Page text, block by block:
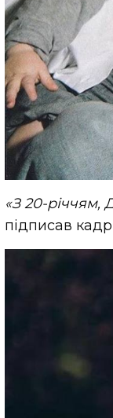
«З 20-
підписав